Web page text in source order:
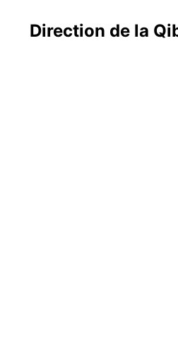
Direction de la